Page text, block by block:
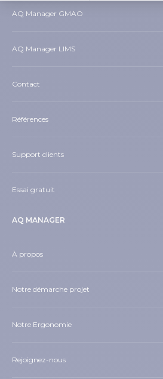
AQ Manager GMAO
AQ Manager LIMS
Contact
Références
Support clients
Essai gratuit
AQ MANAGER
À propos
Notre démarche projet
Notre Ergonomie
Rejoignez-nous